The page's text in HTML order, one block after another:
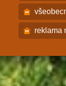
reklama